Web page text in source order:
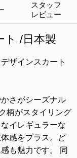
スタッフ
レビュー
ト /日本製
ザインスカート
さがシーズナル
柄がスタイリング
イレギュラーな
感をプラス。ど
も魅力です。 同